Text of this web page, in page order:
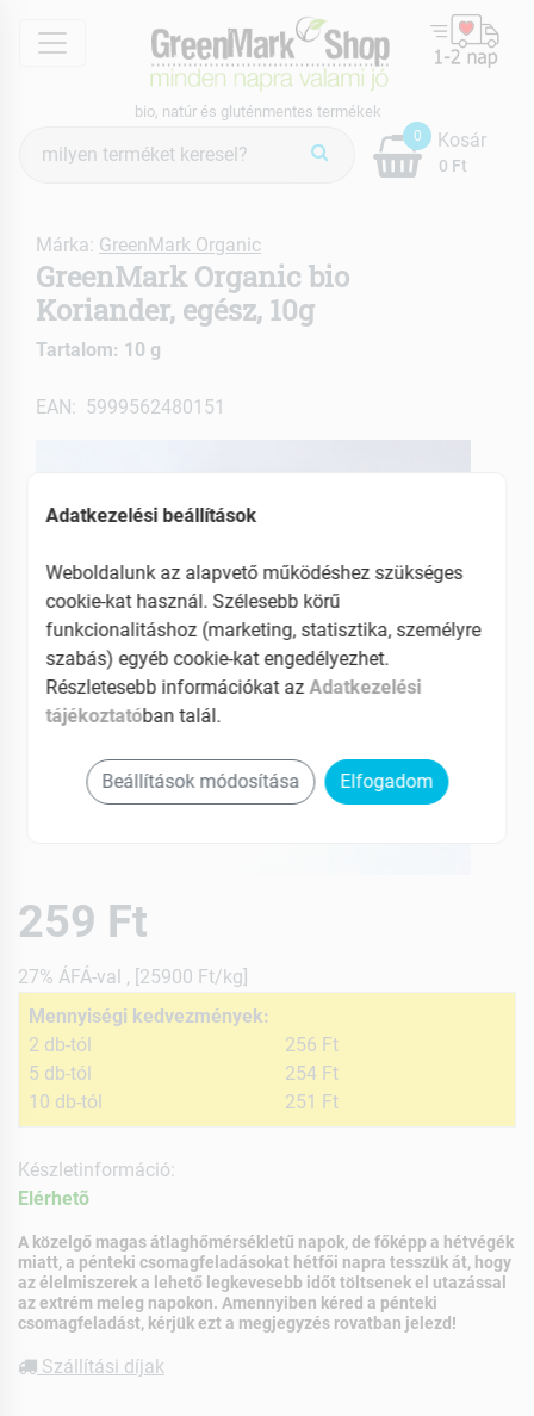
menu
bio, natúr és gluténmentes termékek
keresés
0
0 Ft
Kosár
Márka: GreenMark Organic
GreenMark Organic bio
Koriander, egész, 10g
Tartalom: 10 g
EAN: 5999562480151
259 Ft
27% ÁFÁ-val , [25900 Ft/kg]
Mennyiségi kedvezmények:
2 db-tól
256 Ft
5 db-tól
254 Ft
10 db-tól
251 Ft
Készletinformáció:
Elérhetõ
A közelgő magas átlaghőmérsékletű napok, de főképp a hétvégék
miatt, a pénteki csomagfeladásokat hétfői napra tesszük át, hogy
az élelmiszerek a lehető legkevesebb időt töltsenek el utazással
az extrém meleg napokon. Amennyiben kéred a pénteki
csomagfeladást, kérjük ezt a megjegyzés rovatban jelezd!
Szállítási díjak
Adatkezelési beállítások
Weboldalunk az alapvető működéshez szükséges
cookie-kat használ. Szélesebb körű
funkcionalitáshoz (marketing, statisztika, személyre
szabás) egyéb cookie-kat engedélyezhet.
Részletesebb információkat azAdatkezelési
tájékoztatóban talál.
Beállítások módosítása Elfogadom